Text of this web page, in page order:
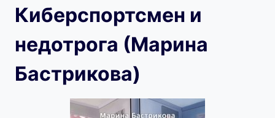
Киберспортсмен и
недотрога (Марина
Бастрикова)